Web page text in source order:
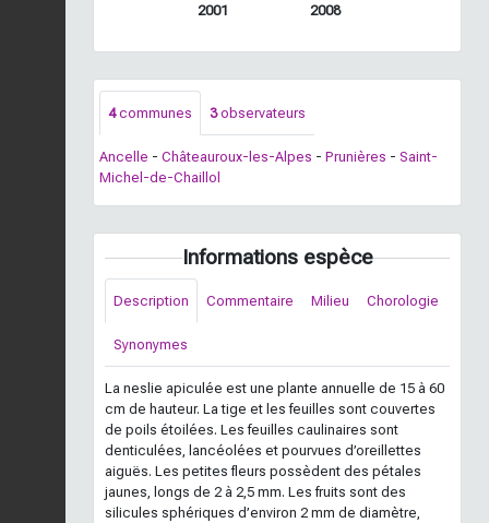
2001 2008
4communes 3observateurs
Ancelle - Châteauroux-les-Alpes - Prunières - Saint-
Michel-de-Chaillol
Informations espèce
Description Commentaire Milieu Chorologie
Synonymes
La neslie apiculée est une plante annuelle de 15 à 60
cm de hauteur. La tige et les feuilles sont couvertes
de poils étoilées. Les feuilles caulinaires sont
denticulées, lancéolées et pourvues d’oreillettes
aiguës. Les petites fleurs possèdent des pétales
jaunes, longs de 2 à 2,5 mm. Les fruits sont des
silicules sphériques d’environ 2 mm de diamètre,